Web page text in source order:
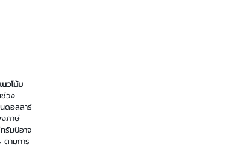
วโน้ม
วง
ดอลลาร์
งภาษี
รัมป์อาจ
ตามการ